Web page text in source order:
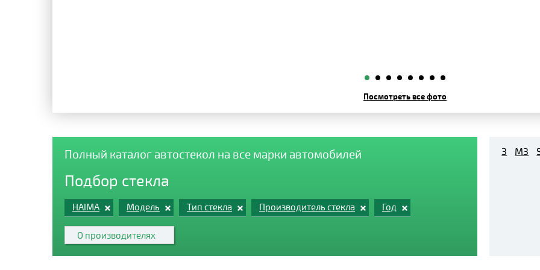
Посмотреть все фото
Полный каталог автостекол на все марки автомобилей
Подбор стекла
HAIMA Модель Тип стекла Производитель стекла Год
О производителях
3 M3